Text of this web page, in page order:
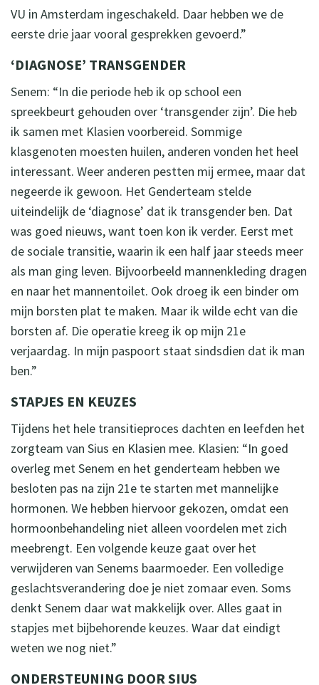
VU in Amsterdam ingeschakeld. Daar hebben we de
eerste drie jaar vooral gesprekken gevoerd.”
‘DIAGNOSE’ TRANSGENDER
Senem: “In die periode heb ik op school een
spreekbeurt gehouden over ‘transgender zijn’. Die heb
ik samen met Klasien voorbereid. Sommige
klasgenoten moesten huilen, anderen vonden het heel
interessant. Weer anderen pestten mij ermee, maar dat
negeerde ik gewoon. Het Genderteam stelde
uiteindelijk de ‘diagnose’ dat ik transgender ben. Dat
was goed nieuws, want toen kon ik verder. Eerst met
de sociale transitie, waarin ik een half jaar steeds meer
als man ging leven. Bijvoorbeeld mannenkleding dragen
en naar het mannentoilet. Ook droeg ik een binder om
mijn borsten plat te maken. Maar ik wilde echt van die
borsten af. Die operatie kreeg ik op mijn 21e
verjaardag. In mijn paspoort staat sindsdien dat ik man
ben.”
STAPJES EN KEUZES
Tijdens het hele transitieproces dachten en leefden het
zorgteam van Sius en Klasien mee. Klasien: “In goed
overleg met Senem en het genderteam hebben we
besloten pas na zijn 21e te starten met mannelijke
hormonen. We hebben hiervoor gekozen, omdat een
hormoonbehandeling niet alleen voordelen met zich
meebrengt. Een volgende keuze gaat over het
verwijderen van Senems baarmoeder. Een volledige
geslachtsverandering doe je niet zomaar even. Soms
denkt Senem daar wat makkelijk over. Alles gaat in
stapjes met bijbehorende keuzes. Waar dat eindigt
weten we nog niet.”
ONDERSTEUNING DOOR SIUS